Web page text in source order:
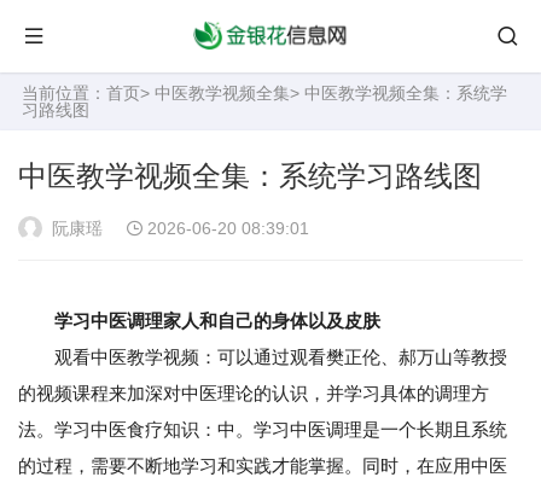
当前位置： 首页> 中医教学视频全集> 中医教学视频全集：系统学
习路线图
中医教学视频全集：系统学习路线图
阮康瑶 2026-06-20 08:39:01
学习中医调理家人和自己的身体以及皮肤
观看中医教学视频：可以通过观看樊正伦、郝万山等教授
的视频课程来加深对中医理论的认识，并学习具体的调理方
法。学习中医食疗知识：中。学习中医调理是一个长期且系统
的过程，需要不断地学习和实践才能掌握。同时，在应用中医